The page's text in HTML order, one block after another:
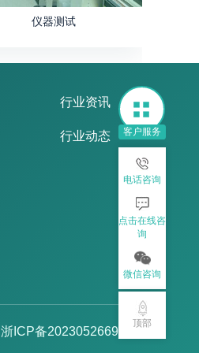
仪器测试
行业资讯
行业动态
浙ICP备2023052669号-2
客户服务
电话咨询
点击在线咨
询
微信咨询
顶部